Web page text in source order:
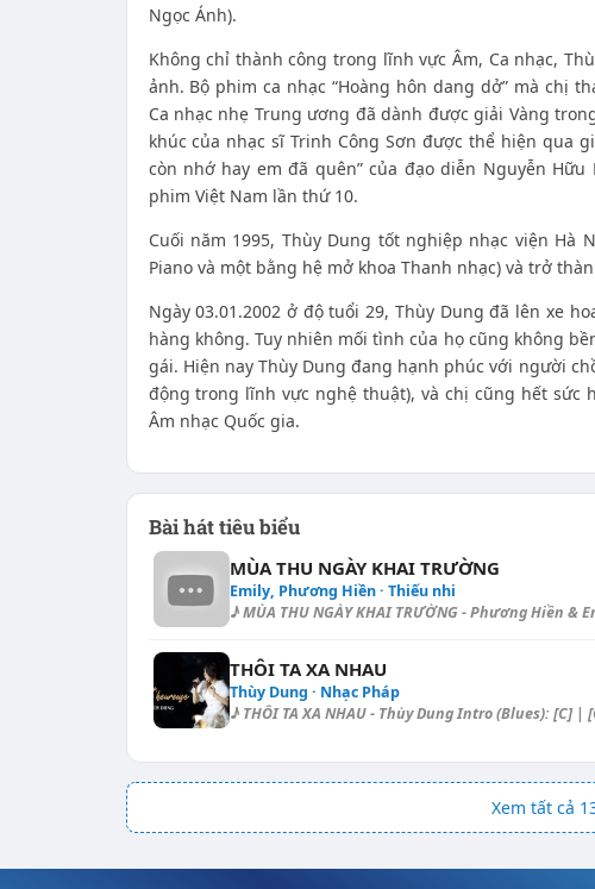
Ngọc Ánh).
Không chỉ thành công trong lĩnh vực Âm, Ca nhạc,
ảnh. Bộ phim ca nhạc “Hoàng hôn dang dở” mà chị
Ca nhạc nhẹ Trung ương đã dành được giải Vàng
khúc của nhạc sĩ Trinh Công Sơn được thể hiện qua
còn nhớ hay em đã quên” của đạo diễn Nguyễn
phim Việt Nam lần thứ 10.
Cuối năm 1995, Thùy Dung tốt nghiệp nhạc viện
Piano và một bằng hệ mở khoa Thanh nhạc) và trở
Ngày 03.01.2002 ở độ tuổi 29, Thùy Dung đã lên xe
hàng không. Tuy nhiên mối tình của họ cũng không
gái. Hiện nay Thùy Dung đang hạnh phúc với người
động trong lĩnh vực nghệ thuật), và chị cũng hết sức
Âm nhạc Quốc gia.
Bài hát tiêu biểu
MÙA THU NGÀY KHAI TRƯỜNG
Emily, Phương Hiền · Thiếu nhi
♪ MÙA THU NGÀY KHAI TRƯỜNG - Phương Hiền &
THÔI TA XA NHAU
Thùy Dung · Nhạc Pháp
♪ THÔI TA XA NHAU - Thùy Dung Intro (Blues): [C] |
Xem tất cả